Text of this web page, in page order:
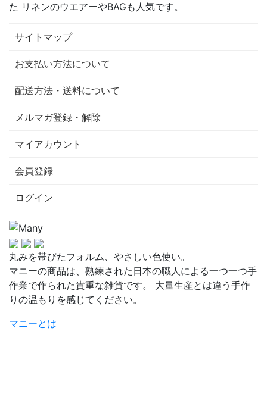
た リネンのウエアーやBAGも人気です。
サイトマップ
お支払い方法について
配送方法・送料について
メルマガ登録・解除
マイアカウント
会員登録
ログイン
丸みを帯びたフォルム、やさしい色使い。
マニーの商品は、熟練された日本の職人による一つ一つ手
作業で作られた貴重な雑貨です。 大量生産とは違う手作
りの温もりを感じてください。
マニーとは